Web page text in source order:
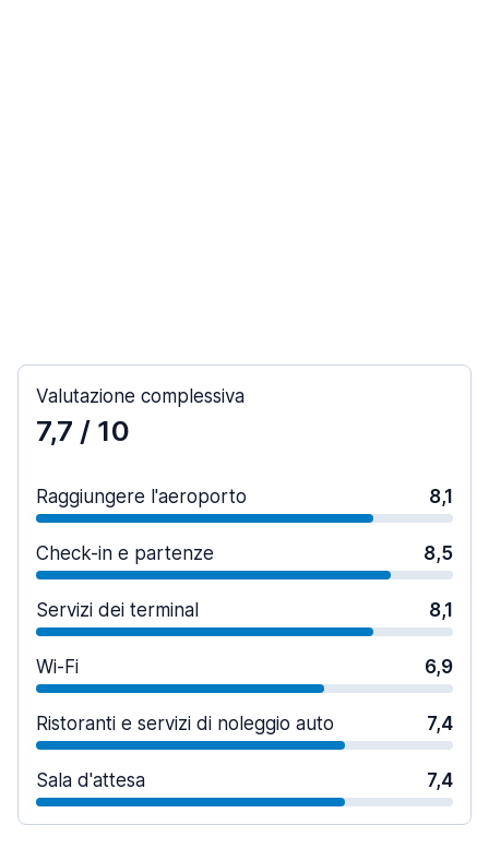
Valutazione complessiva
7,7 / 10
Raggiungere l'aeroporto 8,1
Check-in e partenze 8,5
Servizi dei terminal 8,1
Wi-Fi 6,9
Ristoranti e servizi di noleggio auto 7,4
Sala d'attesa 7,4